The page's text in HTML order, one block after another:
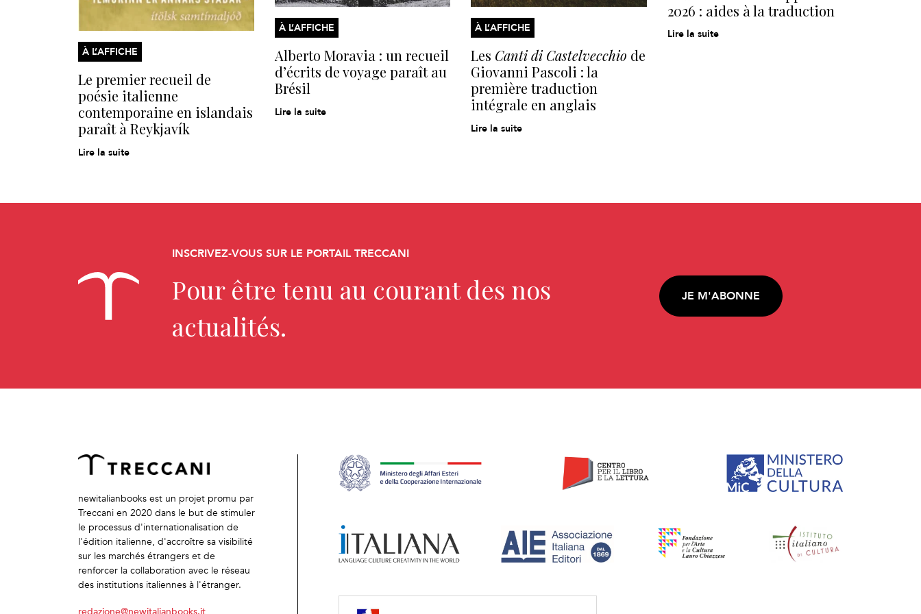
À L’AFFICHE
Le premier recueil de
poésie italienne
contemporaine en islandais
paraît à Reykjavík
Lire la suite
À L’AFFICHE
Alberto Moravia : un recueil
d’écrits de voyage paraît au
Brésil
Lire la suite
À L’AFFICHE
Les Canti di Castelvecchio de
Giovanni Pascoli : la
première traduction
intégrale en anglais
Lire la suite
2026 : aides à la traduction
Lire la suite
INSCRIVEZ-VOUS SUR LE PORTAIL TRECCANI
Pour être tenu au courant des nos
actualités.
JE M'ABONNE
newitalianbooks est un projet promu par
Treccani en 2020 dans le but de stimuler
le processus d'internationalisation de
l'édition italienne, d'accroître sa visibilité
sur les marchés étrangers et de
renforcer la collaboration avec le réseau
des institutions italiennes à l'étranger.